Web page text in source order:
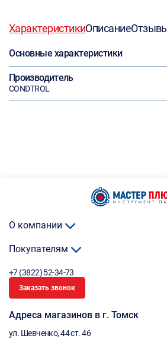
ХарактеристикиОписание
Основные характеристики
Производитель
CONDTROL
О компании
Покупателям
+7 (3822) 52-34-73
Заказать звонок
Адреса магазинов в г. Томск
ул. Шевченко, 44 ст. 46